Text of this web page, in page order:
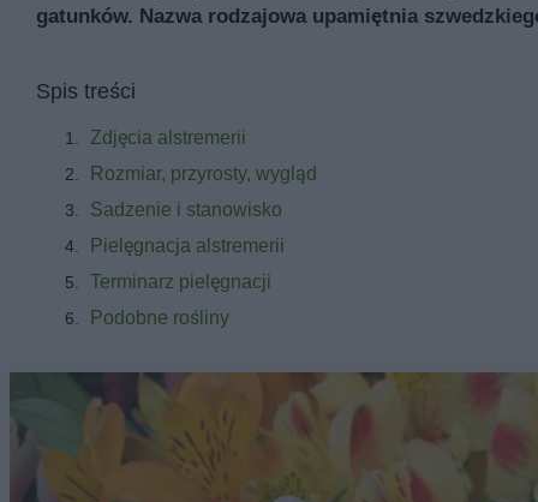
gatunków. Nazwa rodzajowa upamiętnia
Spis treści
Zdjęcia alstremerii
Rozmiar, przyrosty, wygląd
Sadzenie i stanowisko
Pielęgnacja alstremerii
Terminarz pielęgnacji
Podobne rośliny